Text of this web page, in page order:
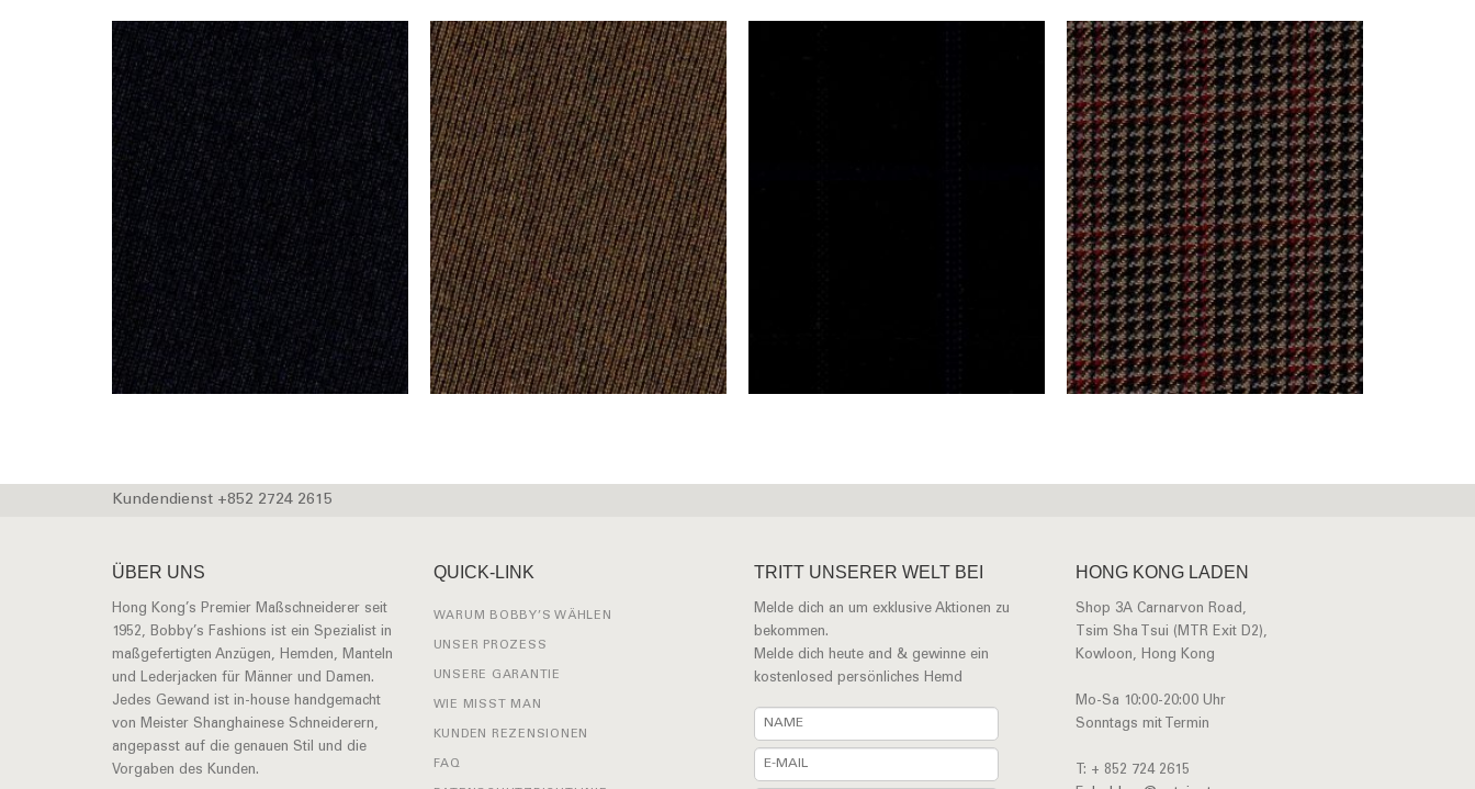
Kundendienst +852 2724 2615
ÜBER UNS
Hong Kong’s Premier Maßschneiderer seit
1952, Bobby’s Fashions ist ein Spezialist in
maßgefertigten Anzügen, Hemden, Manteln
und Lederjacken für Männer und Damen.
Jedes Gewand ist in-house handgemacht
von Meister Shanghainese Schneiderern,
angepasst auf die genauen Stil und die
Vorgaben des Kunden.
QUICK-LINK
WARUM BOBBY’S WÄHLEN
UNSER PROZESS
UNSERE GARANTIE
WIE MISST MAN
KUNDEN REZENSIONEN
FAQ
TRITT UNSERER WELT BEI
Melde dich an um exklusive Aktionen zu
bekommen.
Melde dich heute and & gewinne ein
kostenlosed persönliches Hemd
HONG KONG LADEN
Shop 3A Carnarvon Road,
Tsim Sha Tsui (MTR Exit D2),
Kowloon, Hong Kong
Mo-Sa 10:00-20:00 Uhr
Sonntags mit Termin
T: + 852 724 2615